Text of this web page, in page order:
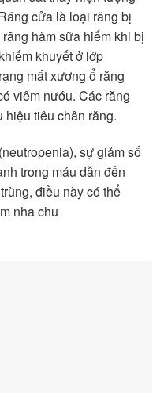
cửa là loại răng bị
hàm sữa hiếm khi bị
khuyết ở lớp
mất xương ổ răng
viêm nướu. Các răng
hiệu tiêu chân răng.
sự giảm số
trong máu dẫn đến
điều này có thể
nha chu